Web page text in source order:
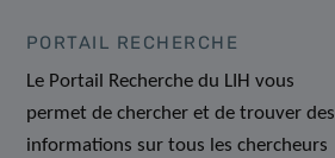
PORTAIL RECHERCHE
Le Portail Recherche du LIH vous
permet de chercher et de trouver des
informations sur tous les chercheurs